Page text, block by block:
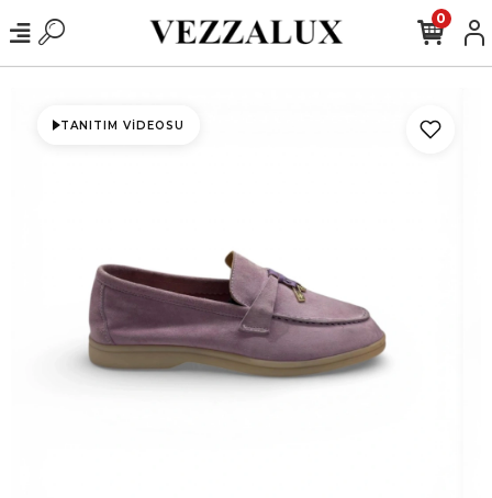
0
TANITIM VIDEOSU